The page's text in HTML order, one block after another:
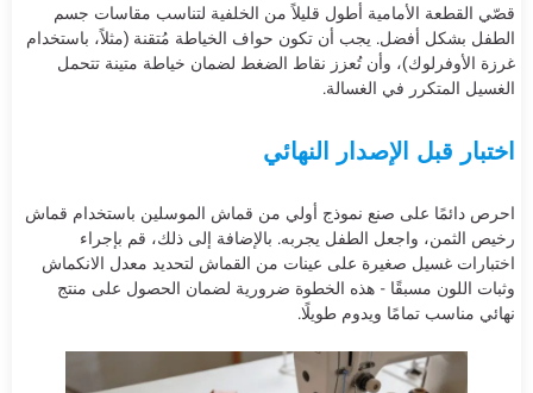
قصّي القطعة الأمامية أطول قليلاً من الخلفية لتناسب مقاسات جسم
الطفل بشكل أفضل. يجب أن تكون حواف الخياطة مُتقنة (مثلاً، باستخدام
غرزة الأوفرلوك)، وأن تُعزز نقاط الضغط لضمان خياطة متينة تتحمل
الغسيل المتكرر في الغسالة.
اختبار قبل الإصدار النهائي
احرص دائمًا على صنع نموذج أولي من قماش الموسلين باستخدام قماش
رخيص الثمن، واجعل الطفل يجربه. بالإضافة إلى ذلك، قم بإجراء
اختبارات غسيل صغيرة على عينات من القماش لتحديد معدل الانكماش
وثبات اللون مسبقًا - هذه الخطوة ضرورية لضمان الحصول على منتج
نهائي مناسب تمامًا ويدوم طويلًا.